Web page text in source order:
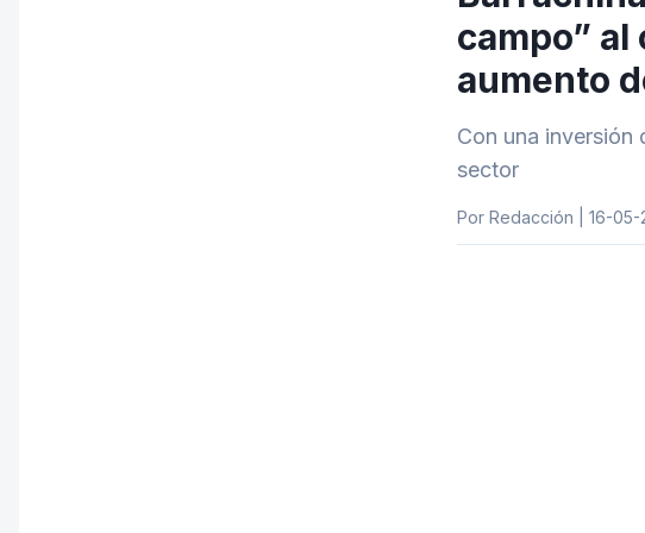
campo”
aumento
Con una inversión
sector
Por Redacción | 16-05-